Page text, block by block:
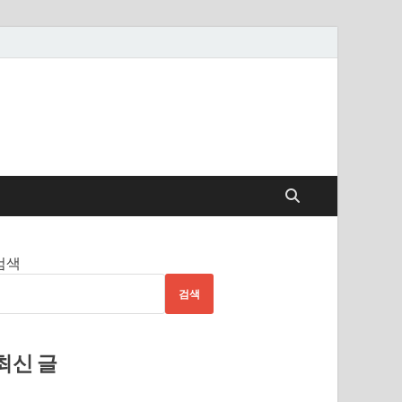
색
검색
신 글